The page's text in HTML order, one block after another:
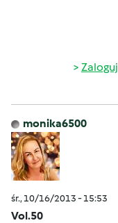
Zaloguj
monika6500
śr., 10/16/2013 - 15:53
Vol.50